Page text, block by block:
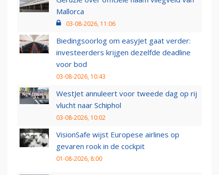
Mallorca
03-08-2026, 11:06
Biedingsoorlog om easyJet gaat verder:
investeerders krijgen dezelfde deadline
voor bod
03-08-2026, 10:43
WestJet annuleert voor tweede dag op rij
vlucht naar Schiphol
03-08-2026, 10:02
VisionSafe wijst Europese airlines op
gevaren rook in de cockpit
01-08-2026, 8:00